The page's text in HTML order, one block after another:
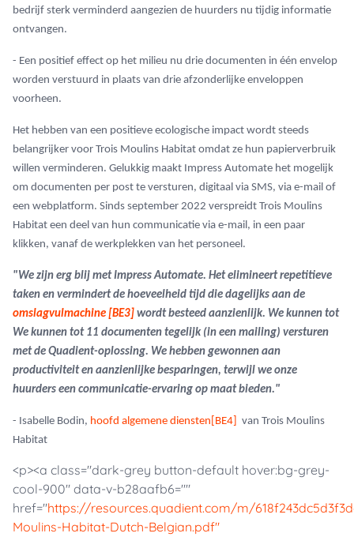
bedrijf sterk verminderd aangezien de huurders nu tijdig informatie
ontvangen.
- Een positief effect op het milieu nu drie documenten in één envelop
worden verstuurd in plaats van drie afzonderlijke enveloppen
voorheen.
Het hebben van een positieve ecologische impact wordt steeds
belangrijker voor Trois Moulins Habitat omdat ze hun papierverbruik
willen verminderen. Gelukkig maakt Impress Automate het mogelijk
om documenten per post te versturen, digitaal via SMS, via e-mail of
een webplatform. Sinds september 2022 verspreidt Trois Moulins
Habitat een deel van hun communicatie via e-mail, in een paar
klikken, vanaf de werkplekken van het personeel.
"We zijn erg blij met Impress Automate. Het elimineert repetitieve
taken en vermindert de hoeveelheid tijd die dagelijks aan de
omslagvulmachine [BE3] wordt besteed aanzienlijk. We kunnen tot
We kunnen tot 11 documenten tegelijk (in een mailing) versturen
met de Quadient-oplossing. We hebben gewonnen aan
productiviteit en aanzienlijke besparingen, terwijl we onze
huurders een communicatie-ervaring op maat bieden."
- Isabelle Bodin, hoofd algemene diensten [BE4]
van Trois Moulins
Habitat
<p><a class="dark-grey button-default hover:bg-grey-
cool-900" data-v-b28aafb6=""
href="https://resources.quadient.com/m/
Moulins-Habitat-Dutch-Belgian.pdf"